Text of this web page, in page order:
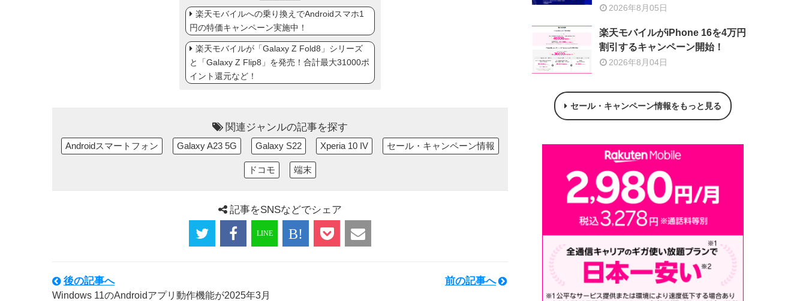
楽天モバイルへの乗り換えでAndroidスマホ1
円の特価キャンペーン実施中！
楽天モバイルが「Galaxy Z Fold8」シリーズ
と「Galaxy Z Flip8」を発売！合計最大31000ポ
イント還元など！
関連ジャンルの記事を探す
Androidスマートフォン Galaxy A23 5G Galaxy S22 Xperia 10 IV セール・キャンペーン情報
ドコモ 端末
記事をSNSなどでシェア
後の記事へ
Windows 11のAndroidアプリ動作機能が2025年3月
前の記事へ
2026年8月05日
楽天モバイルがiPhone 16を4万円
割引するキャンペーン開始！
2026年8月04日
セール・キャンペーン情報をもっと見る